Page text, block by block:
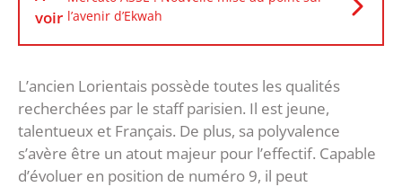
voir l’avenir d’Ekwah
L’ancien Lorientais possède toutes les qualités
recherchées par le staff parisien. Il est jeune,
talentueux et Français. De plus, sa polyvalence
s’avère être un atout majeur pour l’effectif. Capable
d’évoluer en position de numéro 9, il peut